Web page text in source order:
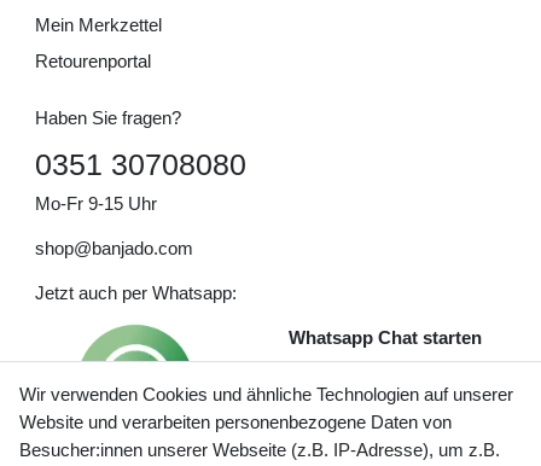
Mein Merkzettel
Retourenportal
Haben Sie fragen?
0351 30708080
Mo-Fr 9-15 Uhr
shop@banjado.com
Jetzt auch per Whatsapp:
Whatsapp Chat starten
Wir verwenden Cookies und ähnliche Technologien auf unserer
Website und verarbeiten personenbezogene Daten von
Besucher:innen unserer Webseite (z.B. IP-Adresse), um z.B.